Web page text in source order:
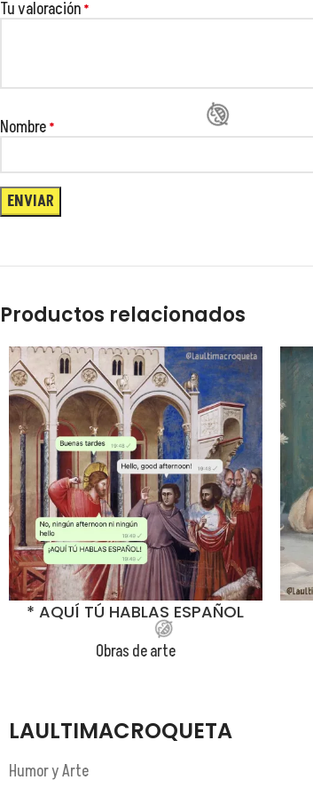
Tu valoración*
Nombre*
Productos relacionados
* AQUÍ TÚ HABLAS ESPAÑOL
Obras de arte
LAULTIMACROQUETA
Humor y Arte
😂
😂